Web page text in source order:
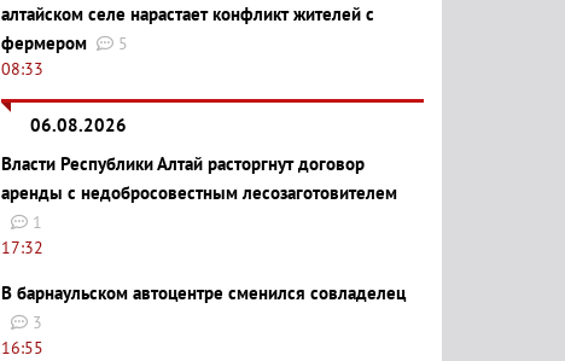
алтайском селе нарастает конфликт жителей с
фермером
5
08:33
06.08.2026
Власти Республики Алтай расторгнут договор
аренды с недобросовестным лесозаготовителем
1
17:32
В барнаульском автоцентре сменился совладелец
3
16:55